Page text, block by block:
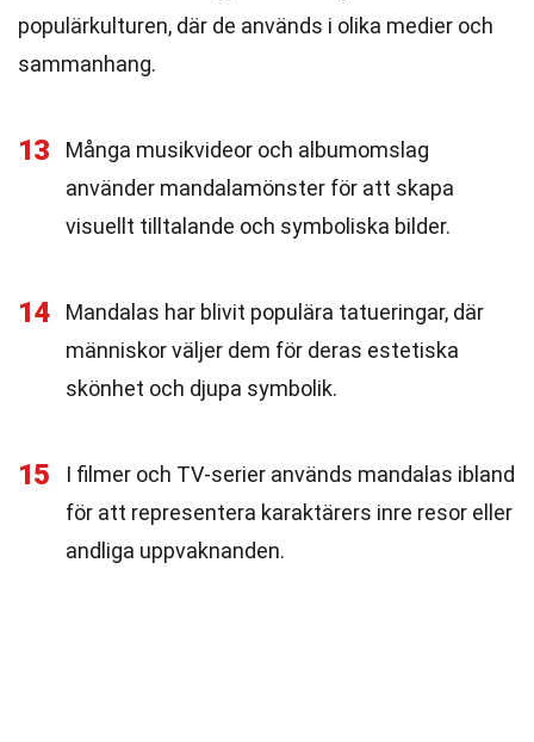
populärkulturen, där de används i olika medier och
sammanhang.
13
Många musikvideor och albumomslag
använder mandalamönster för att skapa
visuellt tilltalande och symboliska bilder.
14
Mandalas har blivit populära tatueringar, där
människor väljer dem för deras estetiska
skönhet och djupa symbolik.
15
I filmer och TV-serier används mandalas ibland
för att representera karaktärers inre resor eller
andliga uppvaknanden.